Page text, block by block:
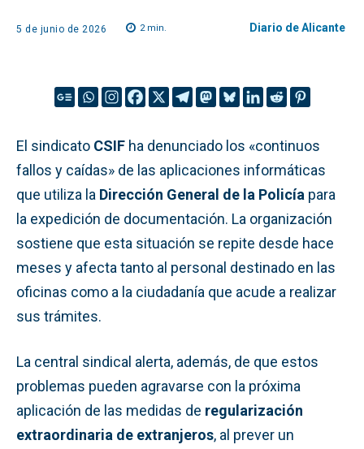
5 de junio de 2026 2min. Diario de Alicante
El sindicato CSIF ha denunciado los «continuos
fallos y caídas» de las aplicaciones informáticas
que utiliza la Dirección General de la Policía para
la expedición de documentación. La organización
sostiene que esta situación se repite desde hace
meses y afecta tanto al personal destinado en las
oficinas como a la ciudadanía que acude a realizar
sus trámites.
La central sindical alerta, además, de que estos
problemas pueden agravarse con la próxima
aplicación de las medidas de regularización
extraordinaria de extranjeros, al prever un